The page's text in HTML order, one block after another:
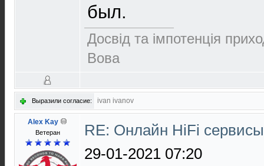
был.
Досвід та імпотенція
Вова
Выразили согласие: ivan ivanov
Alex Kay
Ветеран
RE: Онлайн HiFi
29-01-2021 07:20